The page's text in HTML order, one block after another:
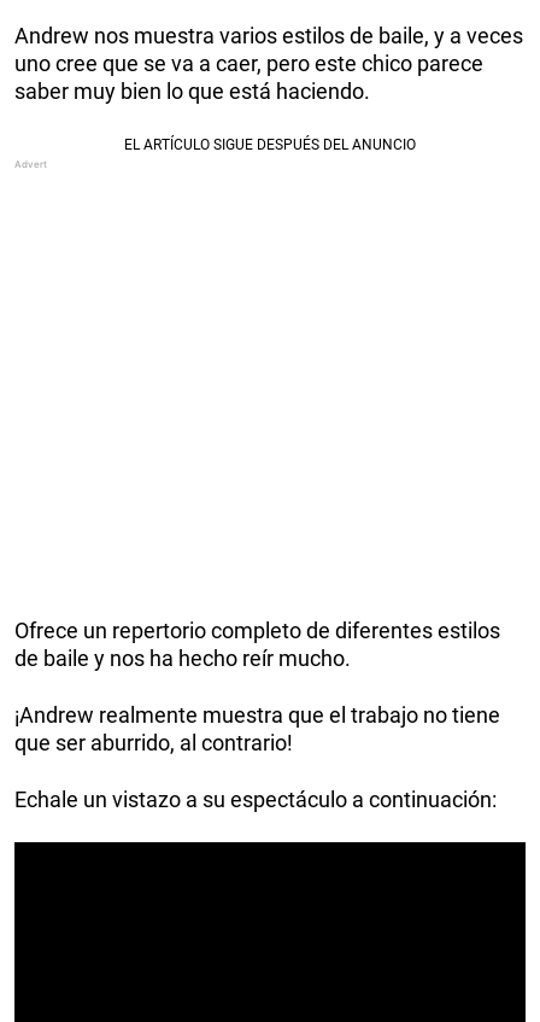
Andrew nos muestra varios estilos de baile, y a veces
uno cree que se va a caer, pero este chico parece
saber muy bien lo que está haciendo.
Ofrece un repertorio completo de diferentes estilos
de baile y nos ha hecho reír mucho.
¡Andrew realmente muestra que el trabajo no tiene
que ser aburrido, al contrario!
Echale un vistazo a su espectáculo a continuación: